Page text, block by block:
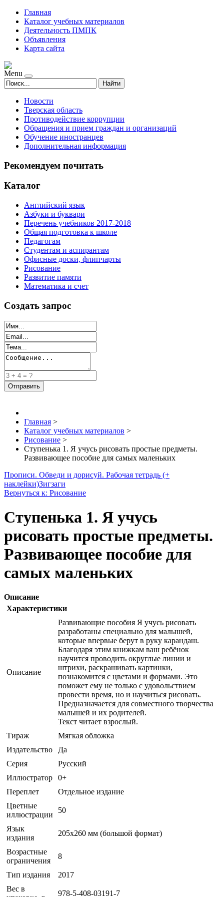
Главная
Каталог учебных материалов
Деятельность ПМПК
Объявления
Карта сайта
Menu
Найти
Новости
Тверская область
Противодействие коррупции
Обращения и прием граждан и организаций
Обучение иностранцев
Дополнительная информация
Рекомендуем почитать
Каталог
Английский язык
Азбуки и буквари
Перечень учебников 2017-2018
Общая подготовка к школе
Педагогам
Студентам и аспирантам
Офисные доски, флипчарты
Рисование
Развитие памяти
Математика и счет
Создать запрос
Главная >
Каталог учебных материалов >
Рисование >
Ступенька 1. Я учусь рисовать простые предметы.
Развивающее пособие для самых маленьких
Прописи. Обведи и дорисуй. Рабочая тетрадь (+
наклейки)Зигзаги
Вернуться к: Рисование
Ступенька 1. Я учусь
рисовать простые предметы.
Развивающее пособие для
самых маленьких
Описание
Характеристики
Описание
Развивающие пособия Я учусь рисовать
разработаны специально для малышей,
которые впервые берут в руку карандаш.
Благодаря этим книжкам ваш ребёнок
научится проводить округлые линии и
штрихи, раскрашивать картинки,
познакомится с цветами и формами. Это
поможет ему не только с удовольствием
провести время, но и научиться рисовать.
Предназначается для совместного творчества
малышей и их родителей.
Текст читает взрослый.
Тираж
Мягкая обложка
Издательство
Да
Серия
Русский
Иллюстратор
0+
Переплет
Отдельное издание
Цветные
иллюстрации
50
Язык
издания
205х260 мм (большой формат)
Возрастные
ограничения
8
Тип издания
2017
Вес в
978-5-408-03191-7